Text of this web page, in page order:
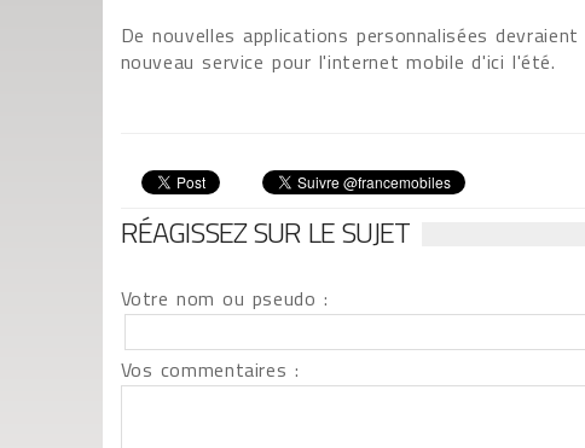
De nouvelles applications personnalisées
nouveau service pour l'internet mobile d'ici l'été.
RÉAGISSEZ SUR LE SUJET
Votre nom ou pseudo :
Vos commentaires :